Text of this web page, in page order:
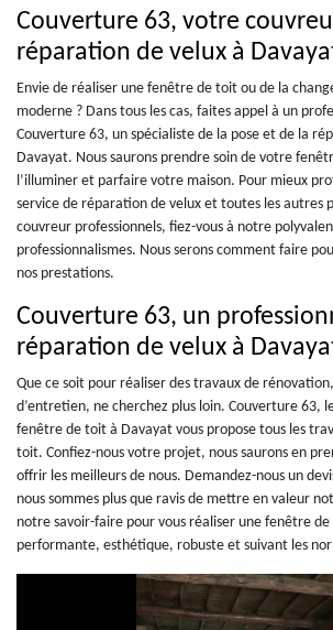
Couverture 63, votre
réparation de velux à
Envie de réaliser une fenêtre de toit ou de la
moderne ? Dans tous les cas, faites appel à un
Couverture 63, un spécialiste de la pose et de la
Davayat. Nous saurons prendre soin de votre
l’illuminer et parfaire votre maison. Pour mieux
service de réparation de velux et toutes les autres
couvreur professionnels, fiez-vous à notre
professionnalismes. Nous serons comment faire
nos prestations.
Couverture 63, un
réparation de velux à
Que ce soit pour réaliser des travaux de
d’entretien, ne cherchez plus loin. Couverture 63,
fenêtre de toit à Davayat vous propose tous les
toit. Confiez-nous votre projet, nous saurons en
offrir les meilleurs de nous. Demandez-nous un
nous sommes plus que ravis de mettre en valeur
notre savoir-faire pour vous réaliser une fenêtre
performante, esthétique, robuste et suivant les